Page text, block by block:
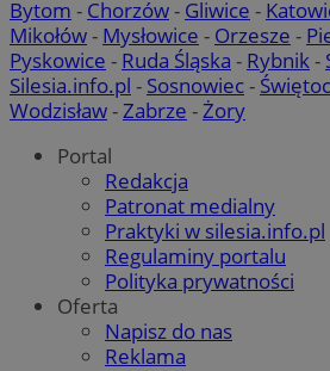
Bytom - Chorzów- Gliwice -
Mikołów- Mysłowice - Orzesze -
Pyskowice - Ruda Śląska - Rybnik -
Silesia.info.pl - Sosnowiec-
Wodzisław- Zabrze - Żory
Portal
Redakcja
Patronat medialny
Praktyki w silesia.info.pl
Regulaminy portalu
Polityka prywatności
Oferta
Napisz do nas
Reklama
QeSessID
__cf_bm